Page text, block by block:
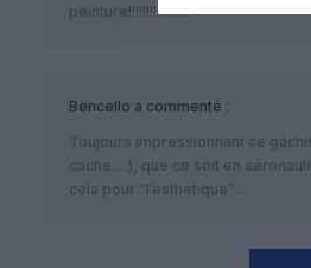
peinture!!!!!!!!!!!!!!!!!!
Bencello a commenté :
Toujours impressionnant ce
cache….), que ce soit en
cela pour “l’esthétique”…